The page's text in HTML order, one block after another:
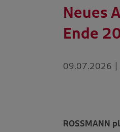
Neues
Ende
09.07.2026 |
ROSSMANN